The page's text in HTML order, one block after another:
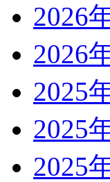
2026
2026
2025
2025
2025